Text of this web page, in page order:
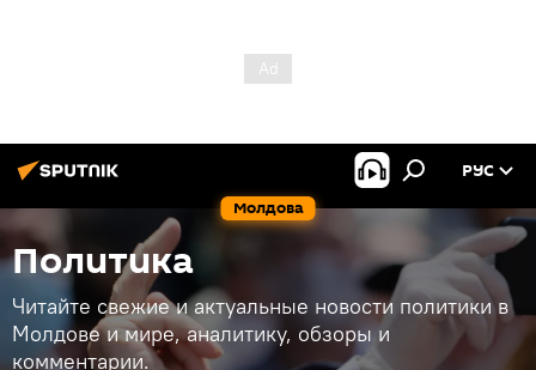
Молдова
РУС
Политика
Читайте свежие и актуальные новости политики в
Молдове и мире, аналитику, обзоры и
комментарии.